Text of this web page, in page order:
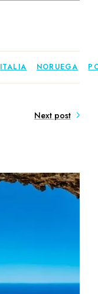
ITALIA NORUEGA
Next post